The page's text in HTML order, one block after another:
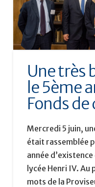
Une très
le 5ème
Fonds
Mercredi 5 juin,
était rassemblée
année
lycée Henri IV. Au
mots de la